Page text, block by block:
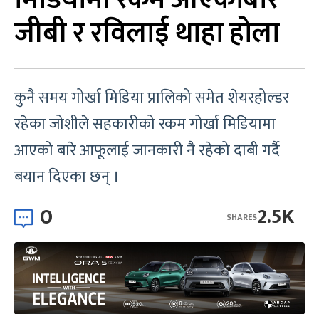
जीबी र रविलाई थाहा होला
कुनै समय गोर्खा मिडिया प्रालिको समेत शेयरहोल्डर
रहेका जोशीले सहकारीको रकम गोर्खा मिडियामा
आएको बारे आफूलाई जानकारी नै रहेको दाबी गर्दै
बयान दिएका छन् ।
0 2.5K
SHARES